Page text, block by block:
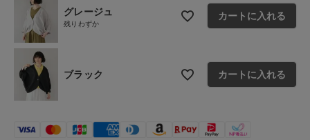
特集
ご利用ガイド
お問い合わせ
ショップリスト
グレージュ
残りわずか
カートに入れる
ブラック カートに入れる